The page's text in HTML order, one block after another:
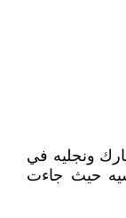
ونجليه في
حيث جاءت